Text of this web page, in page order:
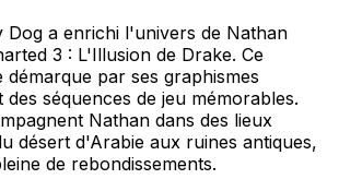
Dog a enrichi l'univers de Nathan
3 : L'Illusion de Drake. Ce
démarque par ses graphismes
séquences de jeu mémorables.
Nathan dans des lieux
désert d'Arabie aux ruines antiques,
de rebondissements.